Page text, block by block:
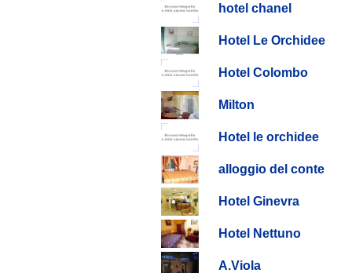
hotel chanel
Hotel Le Orchidee
Hotel Colombo
Milton
Hotel le orchidee
alloggio del conte
Hotel Ginevra
Hotel Nettuno
A.Viola